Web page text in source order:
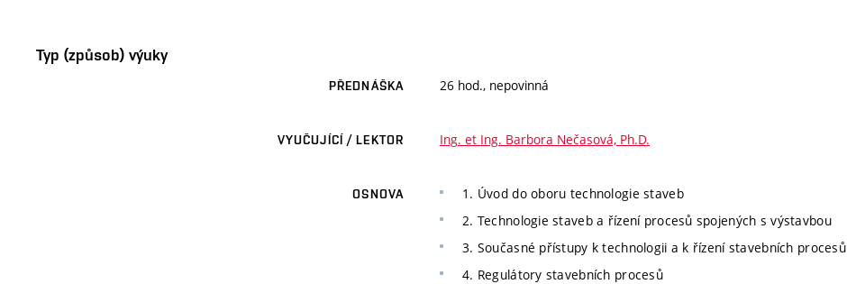
Typ (způsob) výuky
PŘEDNÁŠKA 26 hod., nepovinná
VYUČUJÍCÍ / LEKTOR Ing. et Ing. Barbora Nečasová, Ph.D.
OSNOVA
1. Úvod do oboru technologie staveb
2. Technologie staveb a řízení procesů spojených s výstavbou
3. Současné přístupy k technologii a k řízení stavebních procesů
4. Regulátory stavebních procesů